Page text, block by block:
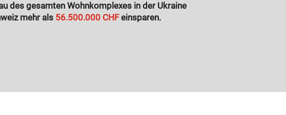
des gesamten Wohnkomplexes in der Ukraine
mehr als 56.500.000 CHFeinsparen.